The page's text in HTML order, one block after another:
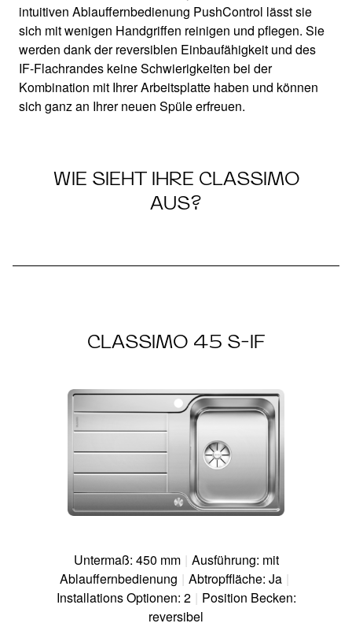
intuitiven Ablauffernbedienung PushControl lässt sie
sich mit wenigen Handgriffen reinigen und pflegen. Sie
werden dank der reversiblen Einbaufähigkeit und des
IF-Flachrandes keine Schwierigkeiten bei der
Kombination mit Ihrer Arbeitsplatte haben und können
sich ganz an Ihrer neuen Spüle erfreuen.
WIE SIEHT IHRE CLASSIMO
AUS?
CLASSIMO 45 S-IF
Untermaß: 450 mm | Ausführung: mit
Ablauffernbedienung | Abtropffläche: Ja |
Installations Optionen: 2 | Position Becken:
reversibel